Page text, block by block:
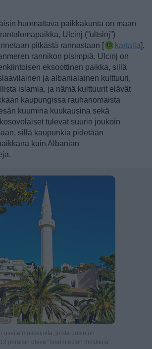
huomattava paikkakunta on maan
Ulcinj (”ultsinj”)
pitkästä rannastaan [ kartalla],
rannikon pisimpiä. Ulcinj on
eksoottinen paikka, sillä
ja albanialainen kulttuuri,
islamia, ja nämä kulttuurit elävät
kaupungissa rauhanomaista
kuumina kuukausina sekä
tulevat suurin joukoin
sillä kaupunkia pidetään
kuin Albanian
useita moskeijoita, joista uusin on
peräisin oleva "merimiesten moskeija".